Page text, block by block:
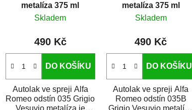
metalíza 375 ml
Skladem
490 Kč
DO KOŠÍKU
Autolak ve spreji Alfa
Romeo odstín 035 Grigio
Vesuvio metalíza je
metalíza 375 ml
Skladem
490 Kč
DO KOŠÍKU
Autolak ve spreji Alfa
Romeo odstín 035B
Grigio Vesuvio metalíza